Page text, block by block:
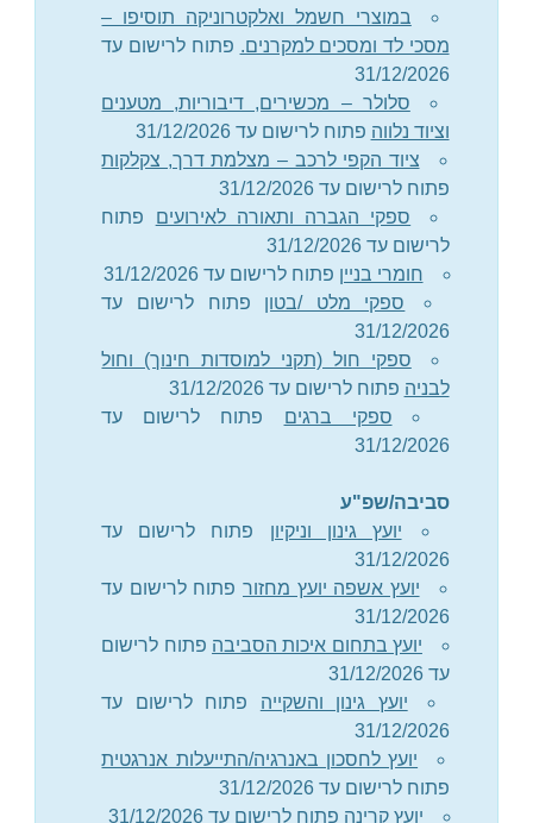
במוצרי חשמל ואלקטרוניקה תוסיפו –
מסכי לד ומסכים למקרנים. פתוח לרישום עד
31/12/2026
סלולר – מכשירים, דיבוריות, מטענים
וציוד נלווה פתוח לרישום עד 31/12/2026
ציוד הקפי לרכב – מצלמת דרך, צקלקות
פתוח לרישום עד 31/12/2026
ספקי הגברה ותאורה לאירועים פתוח
לרישום עד 31/12/2026
חומרי בניין פתוח לרישום עד 31/12/2026
ספקי מלט /בטון פתוח לרישום עד
31/12/2026
ספקי חול (תקני למוסדות חינוך) וחול
לבניה פתוח לרישום עד 31/12/2026
ספקי ברגים פתוח לרישום עד
31/12/2026
סביבה/שפ"ע
יועץ גינון וניקיון פתוח לרישום עד
31/12/2026
יועץ אשפה יועץ מחזור פתוח לרישום עד
31/12/2026
יועץ בתחום איכות הסביבה פתוח לרישום
עד 31/12/2026
יועץ גינון והשקייה פתוח לרישום עד
31/12/2026
יועץ לחסכון באנרגיה/התייעלות אנרגטית
פתוח לרישום עד 31/12/2026
יועץ קרינה פתוח לרישום עד 31/12/2026